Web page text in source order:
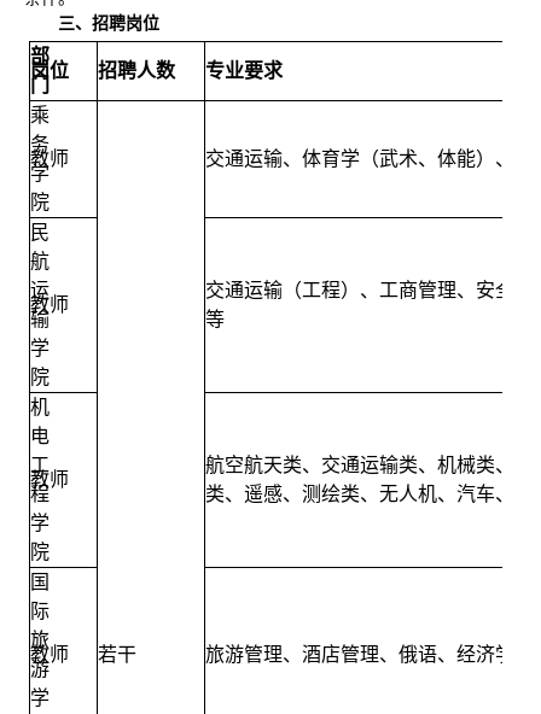
三、招聘岗位
部
门
岗位 招聘人数 专业要求
乘
务
学
院
教师
若干
交通运输、体育学（武术、体能）、公
民
航
运
输
学
院
教师
交通运输（工程）、工商管理、安全
等
机
电
工
程
学
院
教师
航空航天类、交通运输类、机械类、
类、遥感、测绘类、 无人机、 汽车、能
国
际
旅
游
学
教师 旅游管理、酒店管理、俄语、 经济学、